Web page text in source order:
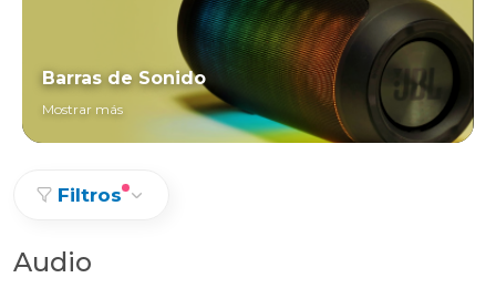
Barras de Sonido
Mostrar más
Filtros
Audio